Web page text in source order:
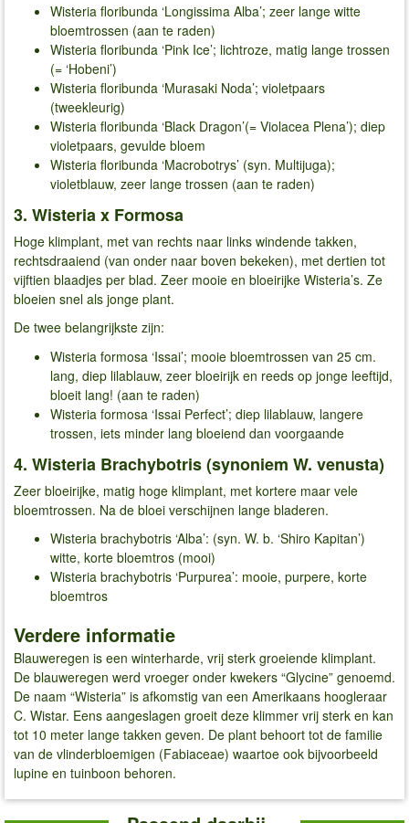
Wisteria floribunda ‘Longissima Alba’; zeer lange witte
bloemtrossen (aan te raden)
Wisteria floribunda ‘Pink Ice’; lichtroze, matig lange trossen
(= ‘Hobeni’)
Wisteria floribunda ‘Murasaki Noda’; violetpaars
(tweekleurig)
Wisteria floribunda ‘Black Dragon’(= Violacea Plena’); diep
violetpaars, gevulde bloem
Wisteria floribunda ‘Macrobotrys’ (syn. Multijuga);
violetblauw, zeer lange trossen (aan te raden)
3. Wisteria x Formosa
Hoge klimplant, met van rechts naar links windende takken,
rechtsdraaiend (van onder naar boven bekeken), met dertien tot
vijftien blaadjes per blad. Zeer mooie en bloeirijke Wisteria’s. Ze
bloeien snel als jonge plant.
De twee belangrijkste zijn:
Wisteria formosa ‘Issai’; mooie bloemtrossen van 25 cm.
lang, diep lilablauw, zeer bloeirijk en reeds op jonge leeftijd,
bloeit lang! (aan te raden)
Wisteria formosa ‘Issai Perfect’; diep lilablauw, langere
trossen, iets minder lang bloeiend dan voorgaande
4. Wisteria Brachybotris (synoniem W. venusta)
Zeer bloeirijke, matig hoge klimplant, met kortere maar vele
bloemtrossen. Na de bloei verschijnen lange bladeren.
Wisteria brachybotris ‘Alba’: (syn. W. b. ‘Shiro Kapitan’)
witte, korte bloemtros (mooi)
Wisteria brachybotris ‘Purpurea’: mooie, purpere, korte
bloemtros
Verdere informatie
Blauweregen is een winterharde, vrij sterk groeiende klimplant.
De blauweregen werd vroeger onder kwekers “Glycine” genoemd.
De naam “Wisteria” is afkomstig van een Amerikaans hoogleraar
C. Wistar. Eens aangeslagen groeit deze klimmer vrij sterk en kan
tot 10 meter lange takken geven. De plant behoort tot de familie
van de vlinderbloemigen (Fabiaceae) waartoe ook bijvoorbeeld
lupine en tuinboon behoren.